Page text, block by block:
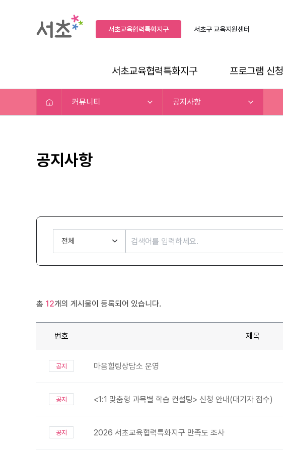
서초교육협력특화지구 서초구교육지원센터
서초교육협력특화지구 프로그램 신청
커뮤니티 공지사항
공지사항
총 12개의 게시물이 등록되어 있습니다.
번호 제목
공지 마음힐링상담소 운영
공지 <1:1 맞춤형 과목별 학습 컨설팅> 신청 안내(대기자 접수)
공지 2026 서초교육협력특화지구 만족도 조사